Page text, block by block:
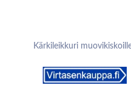
Kärkileikkuri